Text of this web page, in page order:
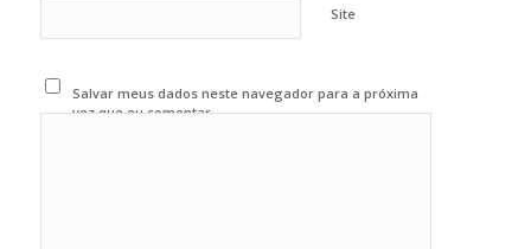
Site
Salvar meus dados neste navegador para a próxima
vez que eu comentar.